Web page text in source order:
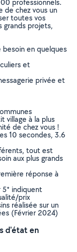
professionnels.
de chez vous un
toutes vos
grands projets,
besoin en quelques
et
privée et
village à la plus
de chez vous !
10 secondes, 3.6
tout est
aux plus grands
réponse à
5* indiquent
prix
réalisée sur un
(Février 2024)
d'état en